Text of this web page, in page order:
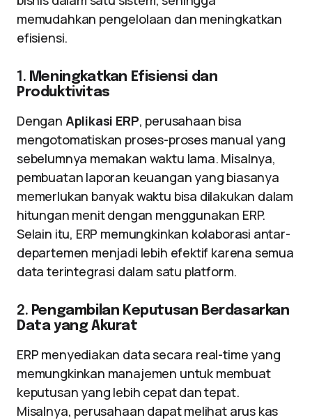
memudahkan pengelolaan dan meningkatkan
efisiensi.
1. Meningkatkan Efisiensi dan
Produktivitas
Dengan Aplikasi ERP, perusahaan bisa
mengotomatiskan proses-proses manual yang
sebelumnya memakan waktu lama. Misalnya,
pembuatan laporan keuangan yang biasanya
memerlukan banyak waktu bisa dilakukan dalam
hitungan menit dengan menggunakan ERP.
Selain itu, ERP memungkinkan kolaborasi antar-
departemen menjadi lebih efektif karena semua
data terintegrasi dalam satu platform.
2. Pengambilan Keputusan Berdasarkan
Data yang Akurat
ERP menyediakan data secara real-time yang
memungkinkan manajemen untuk membuat
keputusan yang lebih cepat dan tepat.
Misalnya, perusahaan dapat melihat arus kas